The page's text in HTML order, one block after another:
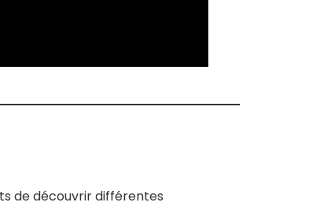
de découvrir différentes